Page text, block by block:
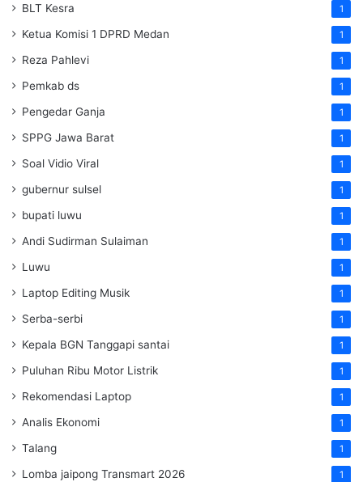
BLT Kesra 1
Ketua Komisi 1 DPRD Medan 1
Reza Pahlevi 1
Pemkab ds 1
Pengedar Ganja 1
SPPG Jawa Barat 1
Soal Vidio Viral 1
gubernur sulsel 1
bupati luwu 1
Andi Sudirman Sulaiman 1
Luwu 1
Laptop Editing Musik 1
Serba-serbi 1
Kepala BGN Tanggapi santai 1
Puluhan Ribu Motor Listrik 1
Rekomendasi Laptop 1
Analis Ekonomi 1
Talang 1
Lomba jaipong Transmart 2026 1